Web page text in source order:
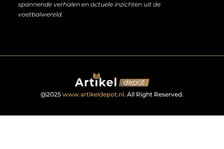
spannende verhalen en actuele inzichten uit de
voetbalwereld.
@2025 www.artikeldepot.nl. All Right Reserved.